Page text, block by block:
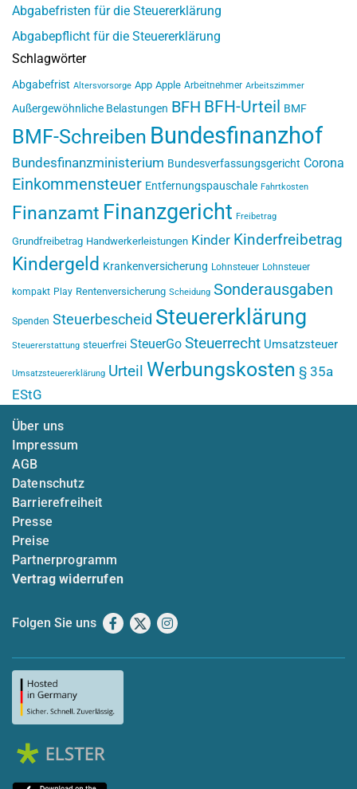
Abgabefristen für die Steuererklärung
Abgabepflicht für die Steuererklärung
Schlagwörter
Abgabefrist Altersvorsorge App Apple Arbeitnehmer Arbeitszimmer
Außergewöhnliche Belastungen BFH BFH-Urteil BMF
BMF-Schreiben Bundesfinanzhof
Bundesfinanzministerium Bundesverfassungsgericht Corona
Einkommensteuer Entfernungspauschale Fahrtkosten
Finanzamt Finanzgericht Freibetrag
Grundfreibetrag Handwerkerleistungen Kinder Kinderfreibetrag
Kindergeld Krankenversicherung Lohnsteuer Lohnsteuer
kompakt Play Rentenversicherung Scheidung Sonderausgaben
Spenden Steuerbescheid Steuererklärung
Steuererstattung steuerfrei SteuerGo Steuerrecht Umsatzsteuer
Umsatzsteuererklärung Urteil Werbungskosten § 35a
EStG
Über uns
Impressum
AGB
Datenschutz
Barrierefreiheit
Presse
Preise
Partnerprogramm
Vertrag widerrufen
Folgen Sie uns Facebook
X Instagram